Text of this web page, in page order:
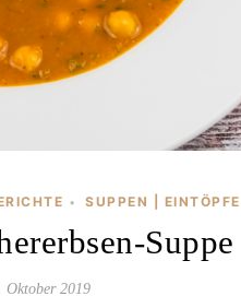
• SUPPEN | EINTÖPFE
Suppe
Oktober 2019